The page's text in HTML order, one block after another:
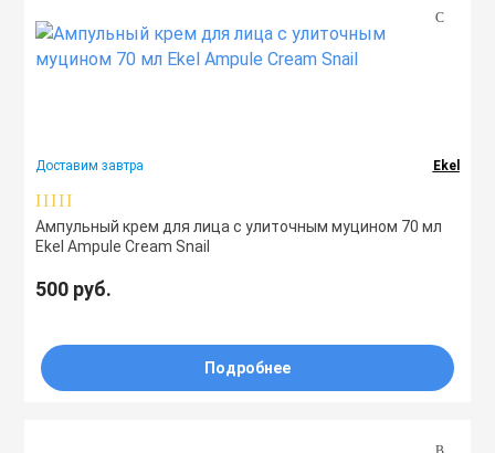
Доставим завтра Ekel
Ампульный крем для лица с улиточным муцином 70 мл
Ekel Ampule Cream Snail
500 руб.
Подробнее